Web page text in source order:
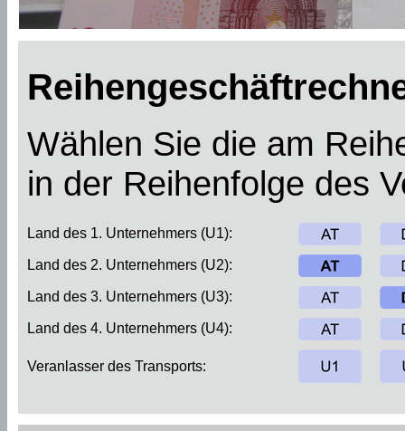
Wählen Sie die am
in der Reihenfolge des
Land des 1. Unternehmers (U1):
Land des 2. Unternehmers (U2):
Land des 3. Unternehmers (U3):
Land des 4. Unternehmers (U4):
Veranlasser des Transports: